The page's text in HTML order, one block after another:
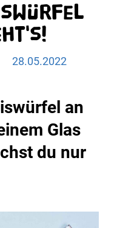
28.05.2022
an
Glas
du nur